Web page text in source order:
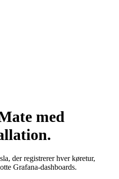
med
der registrerer hver køretur,
Grafana-dashboards.